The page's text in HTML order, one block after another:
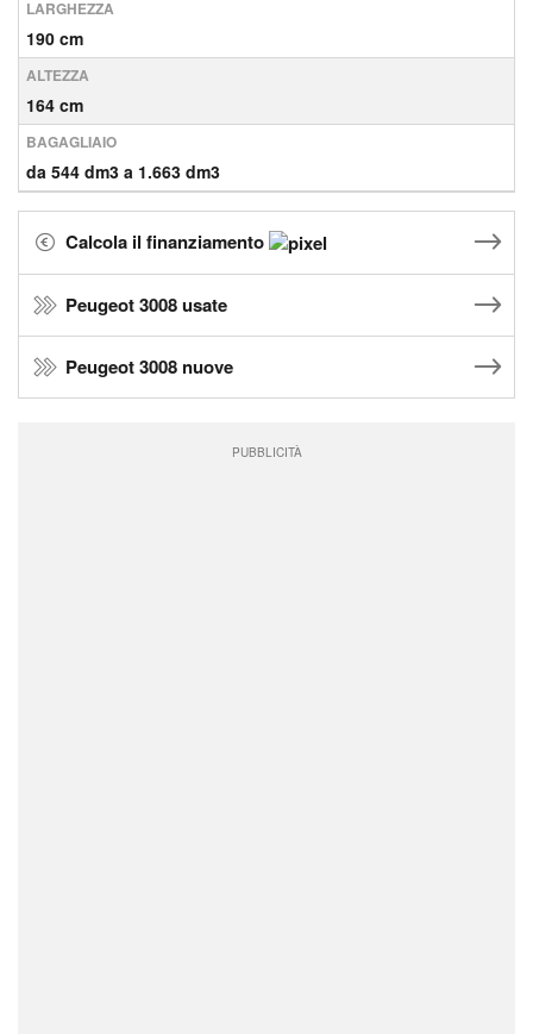
LARGHEZZA
190 cm
ALTEZZA
164 cm
BAGAGLIAIO
da 544 dm3 a 1.663 dm3
Calcola il finanziamento
Peugeot 3008 usate
Peugeot 3008 nuove
PUBBLICITÀ